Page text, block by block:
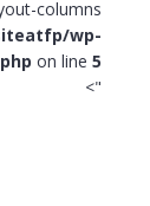
columns-
wp-
on line 5
">